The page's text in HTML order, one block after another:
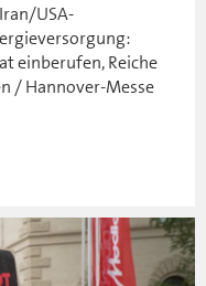
USA-
einberufen, Reiche
/ Hannover-Messe